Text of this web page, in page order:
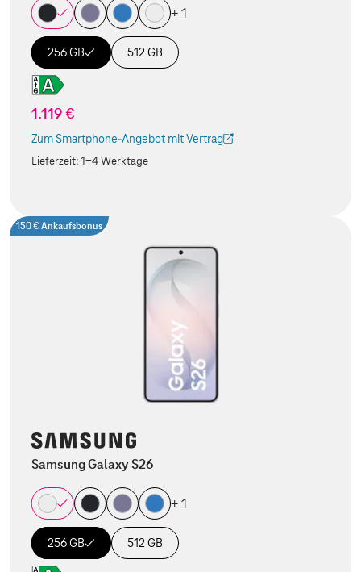
+ 1
256 GB 512 GB
1.119 €
Zum Smartphone-Angebot mit Vertrag
(Der Link wird in einem neuen Tab geöffnet)
Lieferzeit:1-4 Werktage
150 € Ankaufsbonus
Samsung Galaxy S26
+ 1
256 GB 512 GB